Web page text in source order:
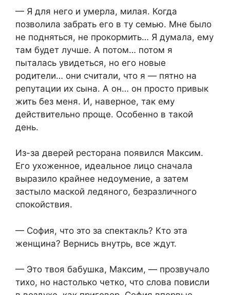
— Я для него и умерла, милая. Когда
позволила забрать его в ту семью. Мне было
не подняться, не прокормить… Я думала, ему
там будет лучше. А потом… потом я
пыталась увидеться, но его новые
родители… они считали, что я — пятно на
репутации их сына. А он… он просто привык
жить без меня. И, наверное, так ему
действительно проще. Особенно в такой
день.
Из-за дверей ресторана появился Максим.
Его ухоженное, идеальное лицо сначала
выразило крайнее недоумение, а затем
застыло маской ледяного, безразличного
спокойствия.
— София, что это за спектакль? Кто эта
женщина? Вернись внутрь, все ждут.
— Это твоя бабушка, Максим, — прозвучало
тихо, но настолько четко, что слова повисли